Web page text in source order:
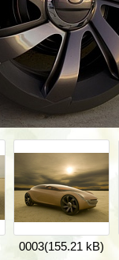
0003(155.21 kB)